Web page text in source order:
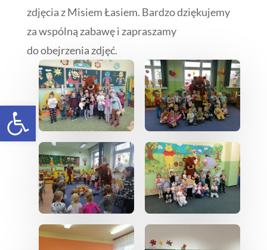
Open toolbar
zdjęcia z Misiem Łasiem. Bardzo dziękujemy
za wspólną zabawę i zapraszamy
do obejrzenia zdjęć.